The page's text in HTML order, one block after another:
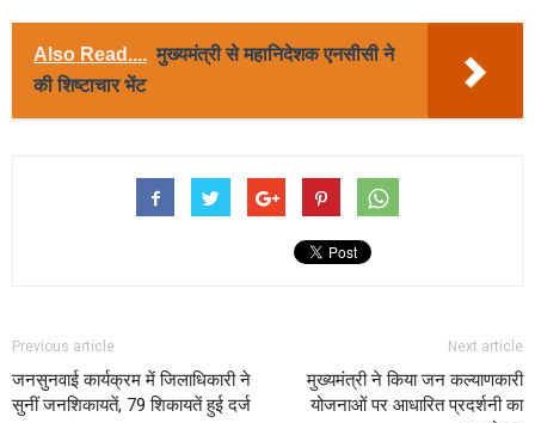
Also Read.... मुख्यमंत्री से महानिदेशक एनसीसी ने
की शिष्टाचार भेंट
Previous article
जनसुनवाई कार्यक्रम में जिलाधिकारी ने
सुनीं जनशिकायतें, 79 शिकायतें हुई दर्ज
Next article
मुख्यमंत्री ने किया जन कल्याणकारी
योजनाओं पर आधारित प्रदर्शनी का